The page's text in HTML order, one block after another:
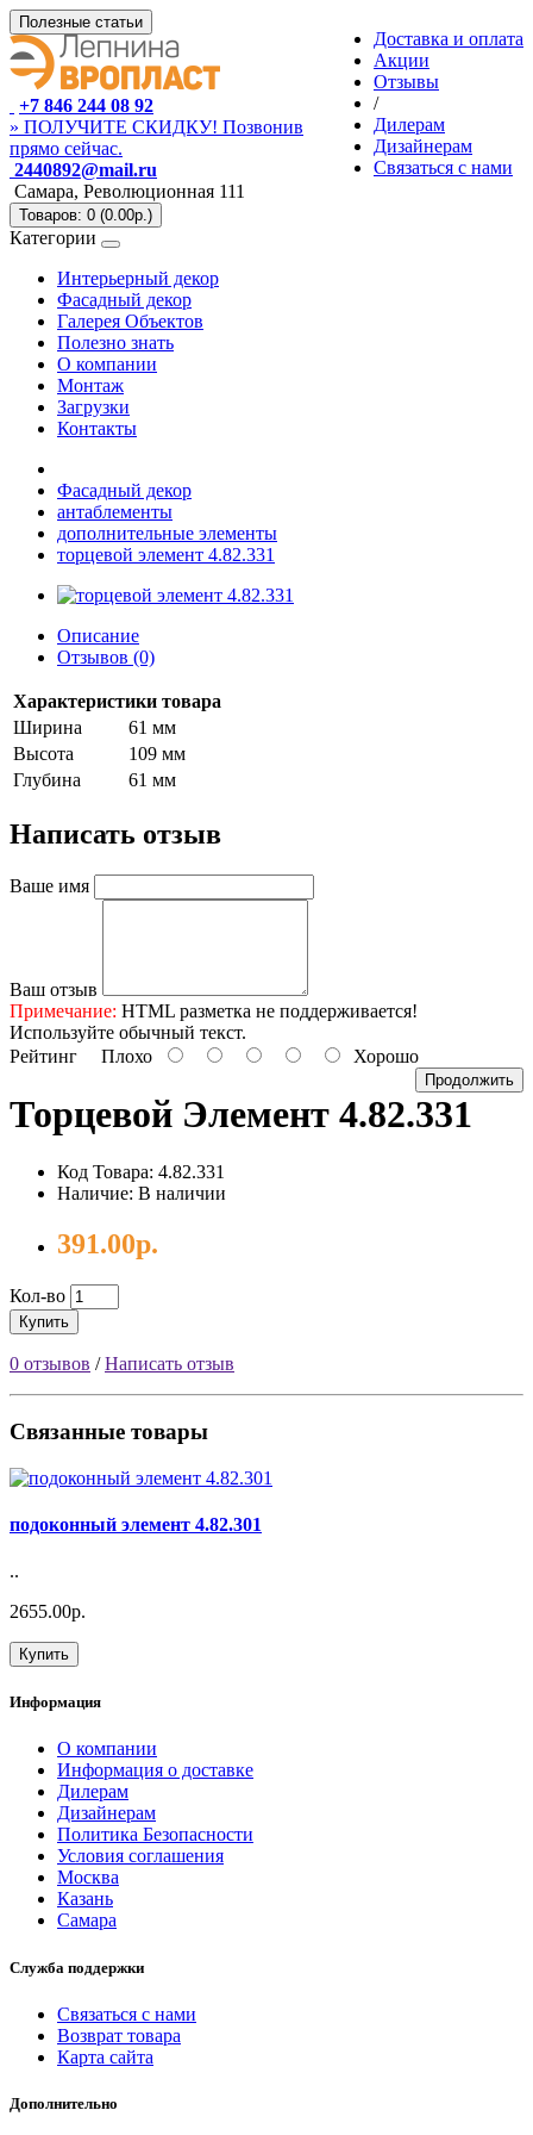
Полезные статьи
Доставка и оплата
Акции
Отзывы
/
Дилерам
Дизайнерам
Связаться с нами
+7 846 244 08 92
» ПОЛУЧИТЕ СКИДКУ! Позвонив
прямо сейчас.
2440892@mail.ru
Самара, Революционная 111
Товаров: 0 (0.00р.)
Категории
Интерьерный декор
Фасадный декор
Галерея Объектов
Полезно знать
О компании
Монтаж
Загрузки
Контакты
Фасадный декор
антаблементы
дополнительные элементы
торцевой элемент 4.82.331
Описание
Отзывов (0)
Характеристики товара
Ширина
61 мм
Высота
109 мм
Глубина
61 мм
Написать отзыв
Ваше имя
Ваш отзыв
Примечание: HTML разметка не поддерживается!
Используйте обычный текст.
Рейтинг Плохо Хорошо
Продолжить
Торцевой Элемент 4.82.331
Код Товара: 4.82.331
Наличие: В наличии
391.00р.
Кол-во
Купить
0 отзывов /Написать отзыв
Связанные товары
подоконный элемент 4.82.301
..
2655.00р.
Купить
Информация
О компании
Информация о доставке
Дилерам
Дизайнерам
Политика Безопасности
Условия соглашения
Москва
Казань
Самара
Служба поддержки
Связаться с нами
Возврат товара
Карта сайта
Дополнительно